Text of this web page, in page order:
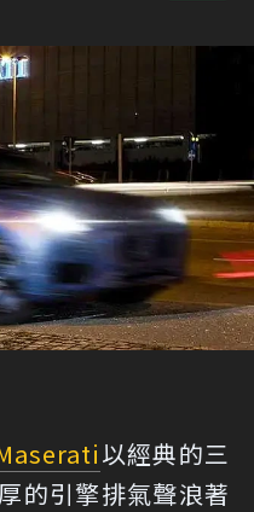
以經典的三
的引擎排氣聲浪著